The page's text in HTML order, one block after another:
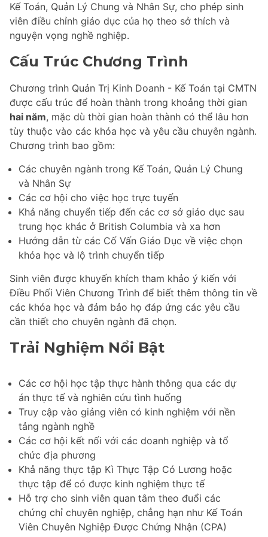
Kế Toán, Quản Lý Chung và Nhân Sự, cho phép sinh
viên điều chỉnh giáo dục của họ theo sở thích và
nguyện vọng nghề nghiệp.
Cấu Trúc Chương Trình
Chương trình Quản Trị Kinh Doanh - Kế Toán tại CMTN
được cấu trúc để hoàn thành trong khoảng thời gian
hai năm, mặc dù thời gian hoàn thành có thể lâu hơn
tùy thuộc vào các khóa học và yêu cầu chuyên ngành.
Chương trình bao gồm:
Các chuyên ngành trong Kế Toán, Quản Lý Chung
và Nhân Sự
Các cơ hội cho việc học trực tuyến
Khả năng chuyển tiếp đến các cơ sở giáo dục sau
trung học khác ở British Columbia và xa hơn
Hướng dẫn từ các Cố Vấn Giáo Dục về việc chọn
khóa học và lộ trình chuyển tiếp
Sinh viên được khuyến khích tham khảo ý kiến với
Điều Phối Viên Chương Trình để biết thêm thông tin về
các khóa học và đảm bảo họ đáp ứng các yêu cầu
cần thiết cho chuyên ngành đã chọn.
Trải Nghiệm Nổi Bật
Các cơ hội học tập thực hành thông qua các dự
án thực tế và nghiên cứu tình huống
Truy cập vào giảng viên có kinh nghiệm với nền
tảng ngành nghề
Các cơ hội kết nối với các doanh nghiệp và tổ
chức địa phương
Khả năng thực tập Kì Thực Tập Có Lương hoặc
thực tập để có được kinh nghiệm thực tế
Hỗ trợ cho sinh viên quan tâm theo đuổi các
chứng chỉ chuyên nghiệp, chẳng hạn như Kế Toán
Viên Chuyên Nghiệp Được Chứng Nhận (CPA)